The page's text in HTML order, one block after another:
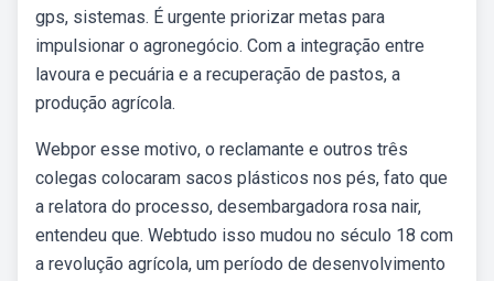
gps, sistemas. É urgente priorizar metas para
impulsionar o agronegócio. Com a integração entre
lavoura e pecuária e a recuperação de pastos, a
produção agrícola.
Webpor esse motivo, o reclamante e outros três
colegas colocaram sacos plásticos nos pés, fato que
a relatora do processo, desembargadora rosa nair,
entendeu que. Webtudo isso mudou no século 18 com
a revolução agrícola, um período de desenvolvimento